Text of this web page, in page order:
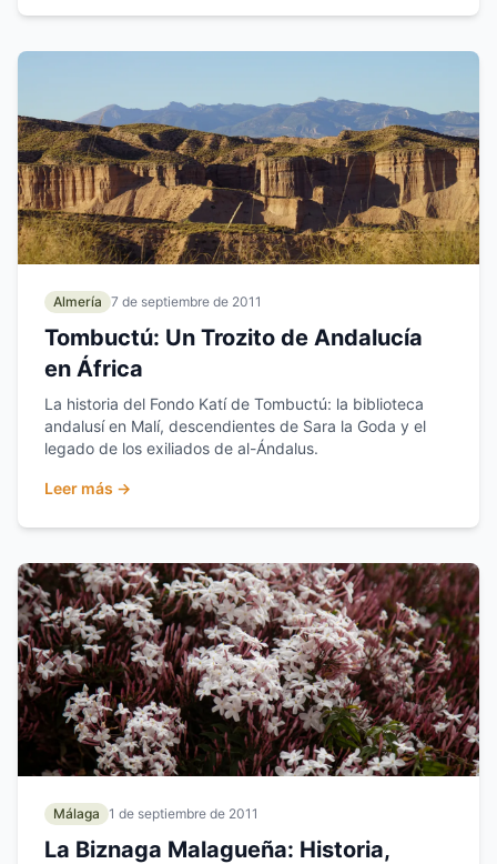
Almería 7 de septiembre de 2011
Tombuctú: Un Trozito de Andalucía
en África
La historia del Fondo Katí de Tombuctú: la biblioteca
andalusí en Malí, descendientes de Sara la Goda y el
legado de los exiliados de al-Ándalus.
Leer más →
Málaga 1 de septiembre de 2011
La Biznaga Malagueña: Historia,